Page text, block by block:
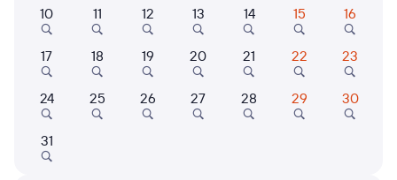
Когда
Кто едет
Найти поезда
10 11 12 13 14 15 16
17 18 19 20 21 22 23
24 25 26 27 28 29 30
31